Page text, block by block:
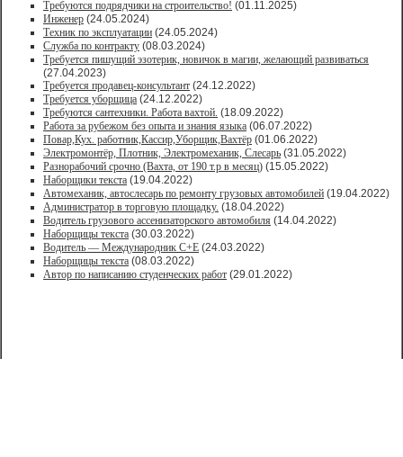
Требуются подрядчики на строительство! (01.11.2025)
Инженер (24.05.2024)
Техник по эксплуатации (24.05.2024)
Служба по контракту (08.03.2024)
Требуется пишущий эзотерик, новичок в магии, желающий развиваться
(27.04.2023)
Требуется продавец-консультант (24.12.2022)
Требуется уборщица (24.12.2022)
Требуются сантехники. Работа вахтой. (18.09.2022)
Работа за рубежом без опыта и знания языка (06.07.2022)
Повар,Кух. работник,Кассир,Уборщик,Вахтёр (01.06.2022)
Электромонтёр, Плотник, Электромеханик, Слесарь (31.05.2022)
Paзнoрабочий cрочно (Вахта, от 190 т.р в месяц) (15.05.2022)
Наборщики текста (19.04.2022)
Автомеханик, автослесарь по ремонту грузовых автомобилей (19.04.2022)
Администратор в торговую площадку. (18.04.2022)
Водитель грузового ассенизаторского автомобиля (14.04.2022)
Наборщицы текста (30.03.2022)
Водитель — Международник С+Е (24.03.2022)
Наборщицы текста (08.03.2022)
Автор по написанию студенческих работ (29.01.2022)